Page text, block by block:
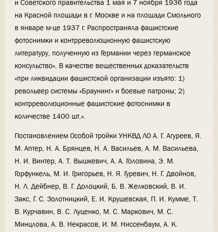
и Советского правительства 1 мая и 7 ноября 1936 года
на Красной площади в г. Москве и на площади Смольного
в январе м-це 1937 г. Распространяла фашистские
фотоснимки и контрреволюционную фашистскую
литературу, полученную из Германии через германское
консульство». В качестве вещественных доказательств
«при ликвидации фашистской организации изъято: 1)
револьвер системы «Браунинг» и боевые патроны; 2)
контрреволюционные фашистские фотоснимки в
количестве 1400 шт.».
Постановлением Особой тройки УНКВД ЛО А. Г. Агуреев, Я.
М. Аптер, Н. А. Брянцев, Н. А. Васильев, А. М. Васильева,
Н. И. Винтер, А. Т. Вышкевич, А. А. Головина, Э. М.
Горфункель, М. И. Григорьев, Н. Я. Гуревич, Н. Г. Двойнов,
Н. Л. Дейбнер, В. Г. Долоцкий, Б. В. Желковский, В. И.
Закс, Г. С. Золотницкий, Е. И. Крушевская, П. И. Кумме, Т.
В. Курчавин, В. С. Луценко, М. С. Маркович, М. С.
Минцлова, А. В. Некрасов, И. М. Ниссенбаум, А. К.